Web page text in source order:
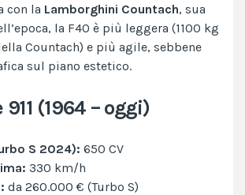
con la Lamborghini Countach, sua
la F40 è più leggera (1100 kg
Countach) e più agile, sebbene
sul piano estetico.
911 (1964 – oggi)
S 2024): 650 CV
330 km/h
da 260.000 € (Turbo S)